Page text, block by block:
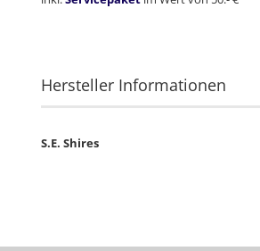
Hersteller Informationen
S.E. Shires